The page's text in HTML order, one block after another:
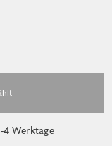
Werktage